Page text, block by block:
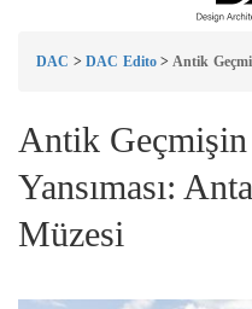
DAC > DAC Edito > Antik
Antik
Yansıması:
Müzesi